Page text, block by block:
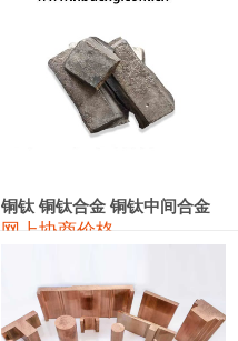
9,700
10,400
12,300 0
113,970
114,200 400
铜钛 铜钛合金 铜钛中间合金
网上协商价格